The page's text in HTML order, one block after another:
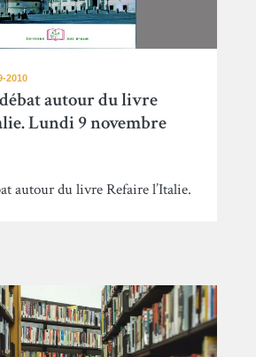
2010
autour du livre
Lundi 9 novembre
autour du livre Refaire l’Italie.